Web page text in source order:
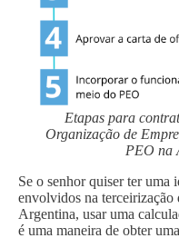
Etapas para
Organização de
PEO na
Se o senhor quiser ter uma
envolvidos na terceirização
Argentina, usar uma
é uma maneira de obter